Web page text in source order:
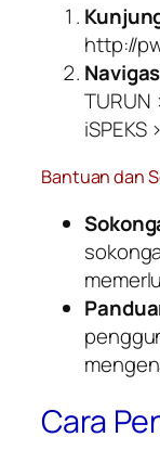
http://
TURUN
iSPEKS
Bantuan dan
Cara